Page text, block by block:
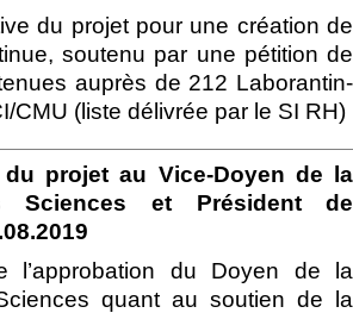
du projet pour une création de
soutenu par une pétition de
auprès de 212 Laborantin-
CMU ( liste délivrée par le SI RH)
du projet au Vice-Doyen de la
Sciences et Président de
l’approbation du Doyen de la
quant au soutien de la